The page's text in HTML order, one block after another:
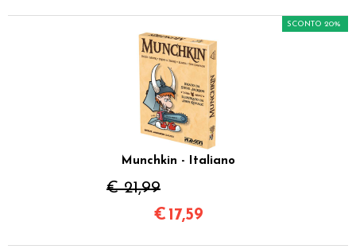
Munchkin - Italiano
€ 21,99
SCONTO 20%
€ 17,59